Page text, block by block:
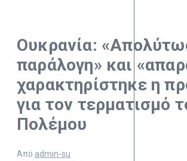
Ουκρανία:
παράλογη» και
χαρακτηρίστηκε η
για τον τερματισμό
Πολέμου
Από admin-su